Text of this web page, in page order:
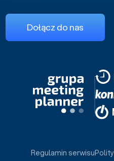
Dołącz do nas
Regulamin serwisu